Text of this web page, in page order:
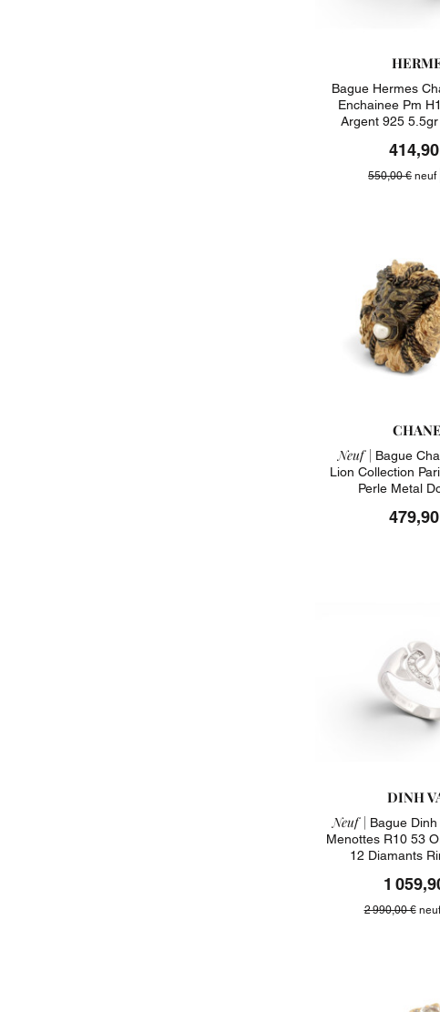
Bague Hermes
Enchainee Pm
Argent 925
550,00 € neuf
Neuf | Bague
Lion Collection
Perle Metal
DINH
Neuf | Bague
Menottes R10 53
12 Diamants
1
2 990,00 €